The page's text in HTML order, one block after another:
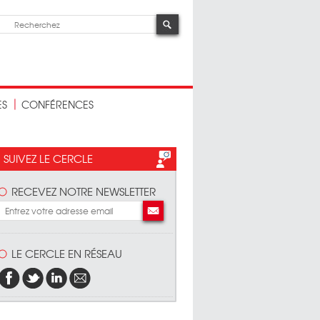
CONFÉRENCES
SUIVEZ LE CERCLE
RECEVEZ NOTRE NEWSLETTER
LE CERCLE EN RÉSEAU